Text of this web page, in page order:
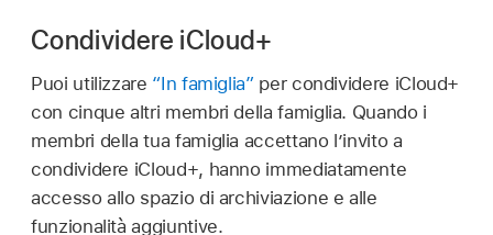
Condividere iCloud+
Puoi utilizzare “In famiglia” per condividere iCloud+
con cinque altri membri della famiglia. Quando i
membri della tua famiglia accettano l’invito a
condividere iCloud+, hanno immediatamente
accesso allo spazio di archiviazione e alle
funzionalità aggiuntive.